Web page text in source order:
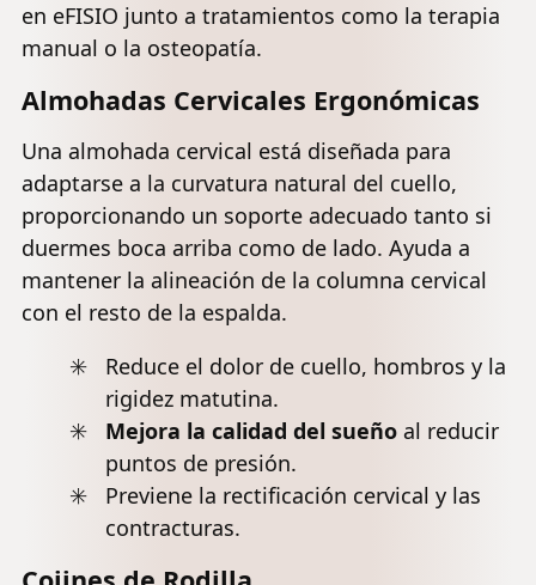
en eFISIO junto a tratamientos como la terapia
manual o la osteopatía.
Almohadas Cervicales Ergonómicas
Una almohada cervical está diseñada para
adaptarse a la curvatura natural del cuello,
proporcionando un soporte adecuado tanto si
duermes boca arriba como de lado. Ayuda a
mantener la alineación de la columna cervical
con el resto de la espalda.
Reduce el dolor de cuello, hombros y la
rigidez matutina.
Mejora la calidad del sueño al reducir
puntos de presión.
Previene la rectificación cervical y las
contracturas.